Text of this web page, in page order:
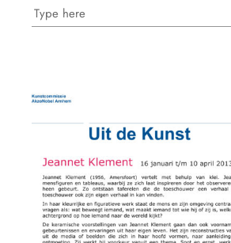
Search
for: